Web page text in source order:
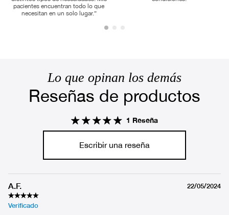
pacientes encuentran todo lo que
necesitan en un solo lugar.”
Lo que opinan los demás
Reseñas de productos
1 Reseña
Escribir una reseña
A.F. 22/05/2024